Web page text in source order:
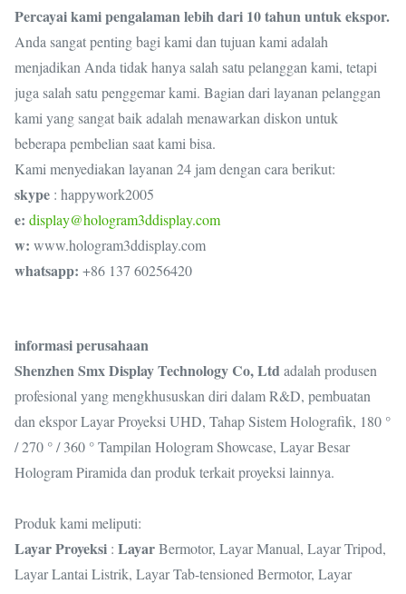
Percayai kami pengalaman lebih dari 10 tahun untuk ekspor.
Anda sangat penting bagi kami dan tujuan kami adalah
menjadikan Anda tidak hanya salah satu pelanggan kami, tetapi
juga salah satu penggemar kami. Bagian dari layanan pelanggan
kami yang sangat baik adalah menawarkan diskon untuk
beberapa pembelian saat kami bisa.
Kami menyediakan layanan 24 jam dengan cara berikut:
skype : happywork2005
e: display@hologram3ddisplay.com
w: www.hologram3ddisplay.com
whatsapp: +86 137 60256420
informasi perusahaan
Shenzhen Smx Display Technology Co, Ltdadalah produsen
profesional yang mengkhususkan diri dalam R&D, pembuatan
dan ekspor Layar Proyeksi UHD, Tahap Sistem Holografik, 180 °
/ 270 ° / 360 ° Tampilan Hologram Showcase, Layar Besar
Hologram Piramida dan produk terkait proyeksi lainnya.
Produk kami meliputi:
Layar Proyeksi : LayarBermotor, Layar Manual, Layar Tripod,
Layar Lantai Listrik, Layar Tab-tensioned Bermotor, Layar